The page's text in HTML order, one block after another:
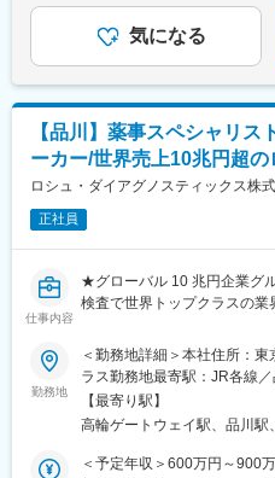
世界三大血液製剤メーカー
ールドで専門性を高めなが
変更の範囲：会社の定める業
・顧客へのメンテナンス研修
訪問先は大学病院を中心と
し、トラブルなどでの呼び出
休日対応が発生する場合が
ーの役割を担う部署が担当し
■組織構成：
社長1名、FSE責任者1名、
代）、営業責任者1名、営業
名、学術1名、薬事2名、管理
■入社後の流れ：
→OJTを行います。1種類に
～4か月で独り立ちいただき
■キャリアパス：
ート部隊、薬事など他職種
賞与：全体業績に応じてイ
安の金額であり、選考を通
(月額)は固定手当を含めた表記
気になる
【品川】薬事スペシャリス
ーカー/世界売上10兆円超
ロシュ・ダイアグノスティックス株
正社員
仕事内容
★グローバル 10 兆円企業グ
検査で世界トップクラスの業
「働くを楽しむ」をモット
★コロナ禍以降、医療や検査
する中での積極的な増員採用。
■業務内容：
ロシュのパーパスである
勤務地
＜勤務地詳細＞本社住所：
ラス勤務地最寄駅：JR各線
変更の範囲：会社の定める
【最寄り駅】
高輪ゲートウェイ駅、品川駅
＜予定年収＞600万円～900